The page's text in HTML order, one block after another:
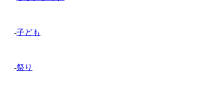
-子ども
-祭り